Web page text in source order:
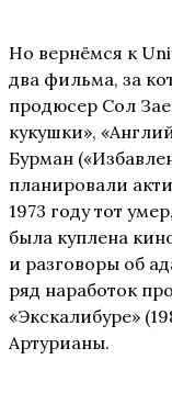
Но вернёмся к
два фильма, за
продюсер Сол
кукушки»,
Бурман
планировали
1973 году тот
была куплена
и разговоры об
ряд наработок
«Экскалибуре»
Артурианы.